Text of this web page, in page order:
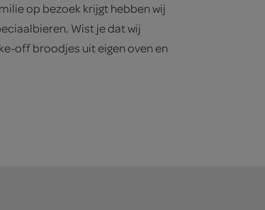
op bezoek krijgt hebben wij
Wist je dat wij
off broodjes uit eigen oven en